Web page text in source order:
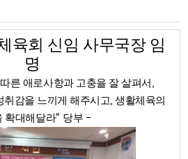
육회 신임 사무국장 임
명
른 애로사항과 고충을 잘 살펴서 ,
취감을 느끼게 해주시고,생활체육의
확대해달라” 당부 -